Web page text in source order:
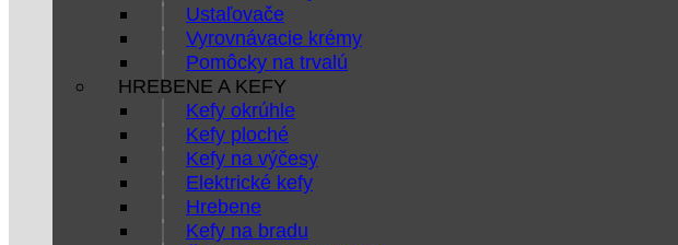
Ustaľovače
Vyrovnávacie krémy
Pomôcky na trvalú
HREBENE A KEFY
Kefy okrúhle
Kefy ploché
Kefy na výčesy
Elektrické kefy
Hrebene
Kefy na bradu